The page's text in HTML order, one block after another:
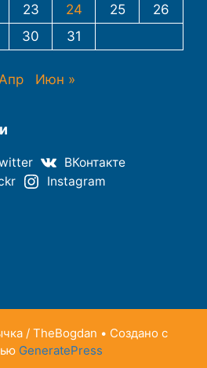
23 24 25
26
30 31
Июн »
ВКонтакте
Instagram
/ TheBogdan • Создано с
GeneratePress